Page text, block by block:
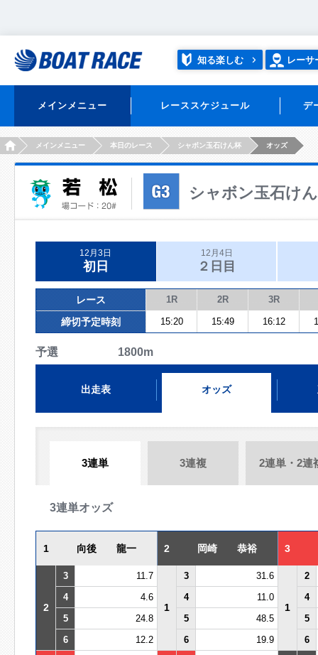
知る楽しむ レーサ
メインメニュー レーススケジュール デ
HOMEメインメニュー 本日のレース シャボン玉石けん杯 オッズ
シャボン玉石け
12月3日
初日
12月4日
２日目
レース 1R 2R 3R
締切予定時刻 15:20 15:49 16:12
予選 1800m
出走表 オッズ
3連単 3連複 2連単・2連
3連単オッズ
1 向後 龍一 2 岡崎 恭裕 3
2
3 11.7
1
3 31.6
1
2
4
4.6 4 11.0
4
5
24.8 5 48.5
5
6
12.2 6 19.9 6